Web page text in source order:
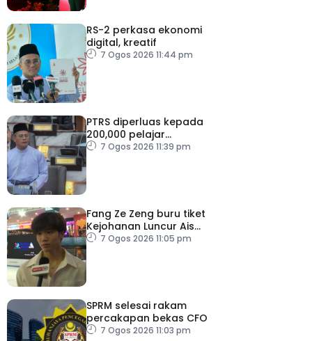
RS-2 perkasa ekonomi
digital, kreatif
7 Ogos 2026 11:44 pm
PTRS diperluas kepada
200,000 pelajar
menjelang 2030
7 Ogos 2026 11:39 pm
Fang Ze Zeng buru tiket
Kejohanan Luncur Ais
Dunia 2027
7 Ogos 2026 11:05 pm
SPRM selesai rakam
percakapan bekas CFO
7 Ogos 2026 11:03 pm